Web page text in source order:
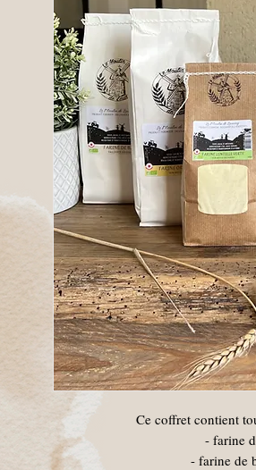
Ce coffret contient
- farine
- farine de